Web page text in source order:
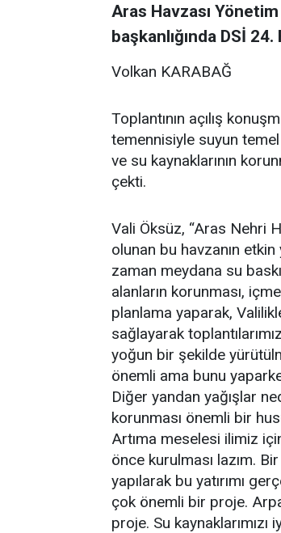
Aras Havzası
başkanlığında DSİ
Volkan KARABAĞ
Toplantının açılış
temennisiyle suyun
ve su kaynaklarının
çekti.
Vali Öksüz, “Aras Nehri
olunan bu havzanın
zaman meydana su
alanların korunması,
planlama yaparak,
sağlayarak
yoğun bir şekilde
önemli ama bunu
Diğer yandan yağışlar
korunması önemli bir
Artıma meselesi ilimiz
önce kurulması lazım.
yapılarak bu yatırımı
çok önemli bir proje.
proje. Su